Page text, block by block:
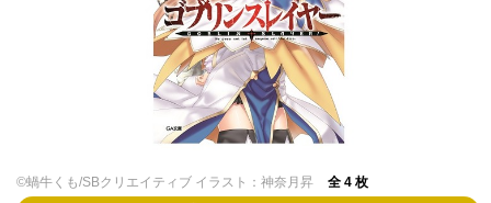
©蝸牛くも/SBクリエイティブ イラスト：神奈月昇 全 4 枚